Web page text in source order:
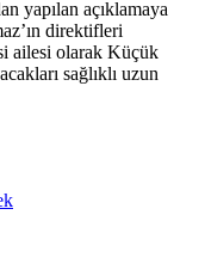
yapılan açıklamaya
direktifleri
ailesi olarak Küçük
sağlıklı uzun